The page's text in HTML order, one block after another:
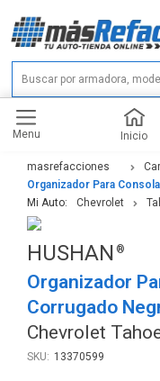
Menu Inicio
masrefacciones
Organizador Para
Mi Auto:
Chevrolet
HUSHAN
Organizador
Corrugado
Chevrolet
13370599